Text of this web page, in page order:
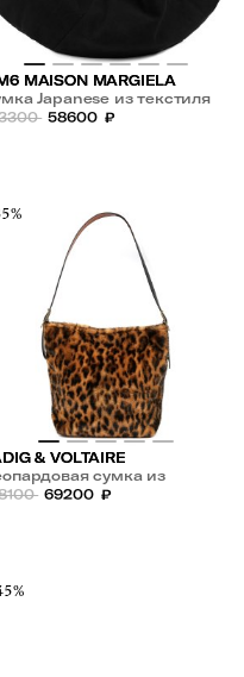
MAISON MARGIELA
Japanese из текстиля
58600 ₽
& VOLTAIRE
сумка из
69200 ₽